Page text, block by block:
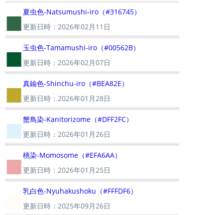
■ 夏虫色-Natsumushi-iro（#316745）
更新日時：2026年02月11日
■ 玉虫色-Tamamushi-iro（#00562B）
更新日時：2026年02月07日
■真鍮色-Shinchu-iro（#BEA82E）
更新日時：2026年01月28日
■ 蟹鳥染-Kanitorizome（#DFF2FC）
更新日時：2026年01月26日
■桃染-Momosome（#EFA6AA）
更新日時：2026年01月25日
乳白色-Nyuhakushoku（#FFFDF6）
更新日時：2025年09月26日